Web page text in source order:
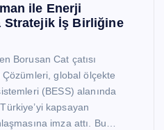
ile Enerji
Stratejik İş Birliğine
Borusan Cat çatısı
global ölçekte
(BESS) alanında
kapsayan
imza attı. Bu…